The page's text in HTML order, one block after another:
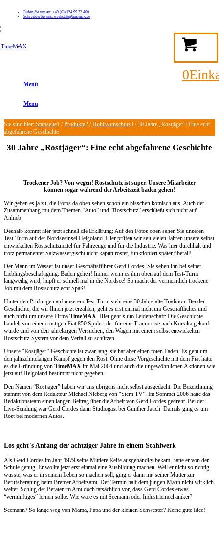
Rufen Sie uns an: +49 (0)4154 99 37 400
Schreiben Sie uns: werkstatt@timemax.de
0
Menü
Menü
Sie sind hier: Startseite1 / Produkte2 / Hohlraumschutz3 / 30 Jahre „Rostjäger“: Eine echt
abgefahrene Geschichte
30 Jahre „Rostjäger“: Eine echt abgefahrene Geschichte
Trockener Job? Von wegen! Rostschutz ist super. Unsere Mitarbeiter
können sogar während der Arbeitszeit baden gehen!
Wir geben es ja zu, die Fotos da oben sehen schon ein bisschen komisch aus. Auch der
Zusammenhang mit dem Themen “Auto” und “Rostschutz” erschließt sich nicht auf
Anhieb!
Deshalb kommt hier jetzt schnell die Erklärung: Auf den Fotos oben sehen Sie unseren
Test-Turm auf der Nordseeinsel Helgoland. Hier prüfen wir seit vielen Jahren unsere selbst
entwickelten Rostschutzmittel für Fahrzeuge und für die Industrie. Was hier durchhält und
trotz permanenter Salzwassergischt nicht kaputt rostet, funktioniert später überall!
Der Mann im Wasser ist unser Geschäftsführer Gerd Cordes. Sie sehen ihn bei seiner
Lieblingsbeschäftigung: Baden gehen! Immer wenn es ihm oben auf dem Test-Turm
langweilig wird, hüpft er schnell mal in die Nordsee! So macht der vermeintlich trockene
Job mit dem Rostschutz echt Spaß!
Hinter den Prüfungen auf unserem Test-Turm steht eine 30 Jahre alte Tradition. Bei der
Geschichte, die wir Ihnen jetzt erzählen, geht es erst einmal nicht um Geschäftliches und
auch nicht um unsere Firma TimeMAX. Hier geht`s um Leidenschaft: Die Geschichte
handelt von einem rostigen Fiat 850 Spider, der für eine Traumreise nach Korsika gekauft
wurde und von den jahrelangen Versuchen, den Wagen mit einem selbst entwickelten
Rostschutz-System vor dem Verfall zu schützen.
Unsere “Rostjäger”-Geschichte ist zwar lang, sie hat aber einen roten Faden: Es geht um
den jahrzehntelangen Kampf gegen den Rost. Ohne diese Vorgeschichte mit dem Fiat hätte
es die Gründung von TimeMAX im Mai 2004 und auch die ungewöhnlichen Aktionen wie
jetzt auf Helgoland bestimmt nicht gegeben.
Den Namen “Rostjäger” haben wir uns übrigens nicht selbst ausgedacht. Die Bezeichnung
stammt von dem Redakteur Michael Nieberg von “Stern TV”. Im Sommer 2006 hatte das
Redaktionsteam einen langen Beitrag über die Arbeit von Gerd Cordes gedreht. Bei der
Live-Sendung war Gerd Cordes dann Studiogast bei Günther Jauch. Damals ging es um
Rost bei modernen Autos.
Los geht`s Anfang der achtziger Jahre in einem Stahlwerk
Als Gerd Cordes im Jahr 1979 seine Mittlere Reife ausgehändigt bekam, hatte er von der
Schule genug. Er wollte jetzt erst einmal eine Ausbildung machen. Weil er nicht so richtig
wusste, was er in seinem Leben so machen soll, ging er dann mit seiner Mutter zur
Berufsberatung beim Bremer Arbeitsamt. Der Termin half dem jungen Mann nicht wirklich
weiter. Schlug der Berater im Amt doch tatsächlich vor, dass Gerd Cordes etwas
“vernünftiges” lernen sollte: Wie wäre es mit Seemann oder Industriemechaniker?
Seemann? So lange weg von Mama, Papa und der kleinen Schwester? Keine gute Idee!